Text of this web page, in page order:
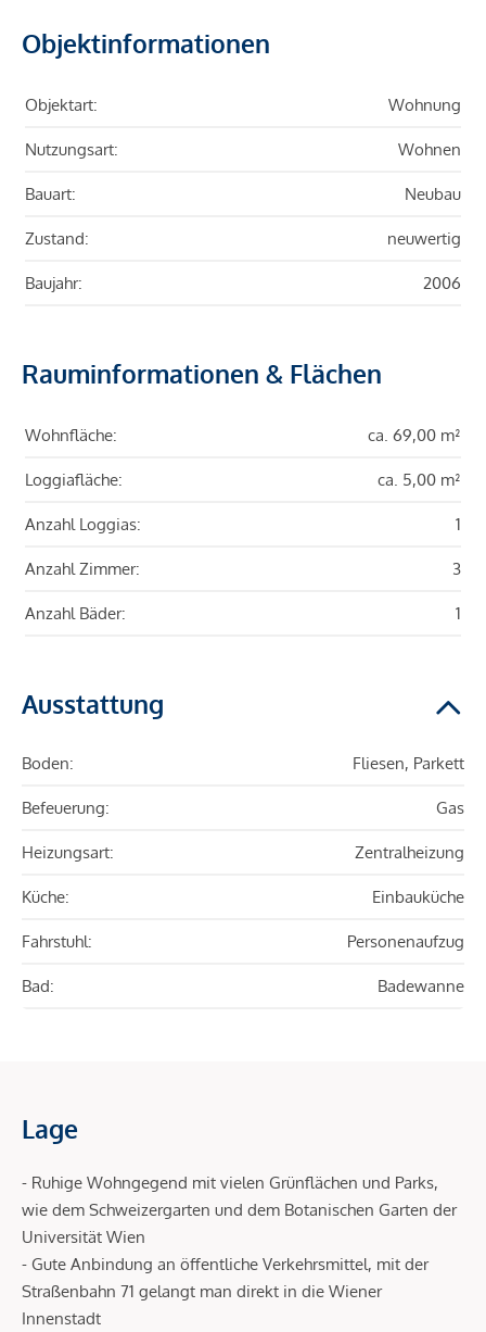
Objektinformationen
Objektart: Wohnung
Nutzungsart: Wohnen
Bauart: Neubau
Zustand: neuwertig
Baujahr: 2006
Rauminformationen & Flächen
Wohnfläche: ca. 69,00 m²
Loggiafläche: ca. 5,00 m²
Anzahl Loggias: 1
Anzahl Zimmer: 3
Anzahl Bäder: 1
Ausstattung
Boden: Fliesen, Parkett
Befeuerung: Gas
Heizungsart: Zentralheizung
Küche: Einbauküche
Fahrstuhl: Personenaufzug
Bad: Badewanne
Lage
- Ruhige Wohngegend mit vielen Grünflächen und Parks,
wie dem Schweizergarten und dem Botanischen Garten der
Universität Wien
- Gute Anbindung an öffentliche Verkehrsmittel, mit der
Straßenbahn 71 gelangt man direkt in die Wiener
Innenstadt